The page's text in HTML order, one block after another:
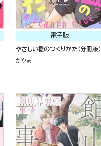
電子版
やさしい檻のつくりかた（分冊版）
かやま